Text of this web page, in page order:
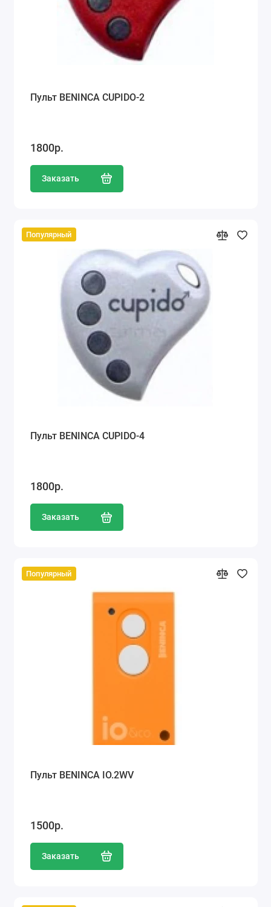
Пульт BENINCA CUPIDO-2
1800р.
Заказать
Популярный
Пульт BENINCA CUPIDO-4
1800р.
Заказать
Популярный
Пульт BENINCA IO.2WV
1500р.
Заказать